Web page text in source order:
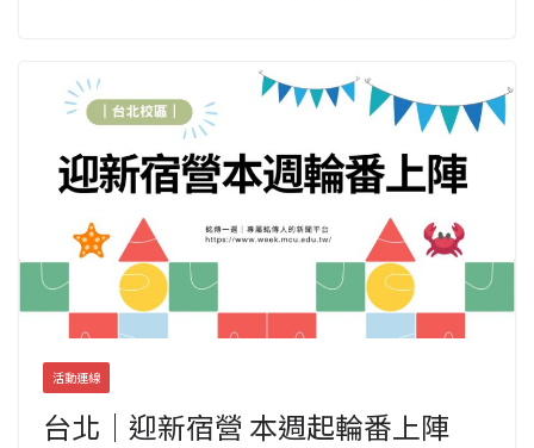
活動連線
台北｜迎新宿營 本週起輪番上陣